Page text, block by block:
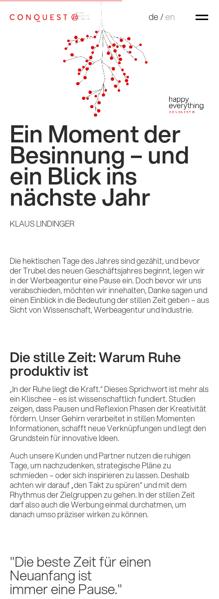
de/en
de/en
Ein Moment der
Besinnung – und
ein Blick ins
nächste Jahr
KLAUS LINDINGER
Die hektischen Tage des Jahres sind gezählt, und bevor
der Trubel des neuen Geschäftsjahres beginnt, legen wir
in der Werbeagentur eine Pause ein. Doch bevor wir uns
verabschieden, möchten wir innehalten, Danke sagen und
einen Einblick in die Bedeutung der stillen Zeit geben – aus
Sicht von Wissenschaft, Werbeagentur und Industrie.
Die stille Zeit: Warum Ruhe
produktiv ist
„In der Ruhe liegt die Kraft.“ Dieses Sprichwort ist mehr als
ein Klischee – es ist wissenschaftlich fundiert. Studien
zeigen, dass Pausen und Reflexion Phasen der Kreativität
fördern. Unser Gehirn verarbeitet in stillen Momenten
Informationen, schafft neue Verknüpfungen und legt den
Grundstein für innovative Ideen.
Auch unsere Kunden und Partner nutzen die ruhigen
Tage, um nachzudenken, strategische Pläne zu
schmieden – oder sich inspirieren zu lassen. Deshalb
achten wir darauf „den Takt zu spüren“ und mit dem
Rhythmus der Zielgruppen zu gehen. In der stillen Zeit
darf also auch die Werbung einmal durchatmen, um
danach umso präziser wirken zu können.
Die beste Zeit für einen
Neuanfang ist
immer eine Pause.